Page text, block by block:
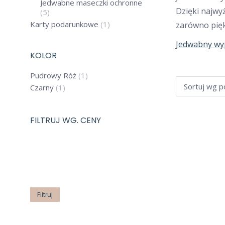
Dzięki
zarówno
Jedwabny
Jedwabne maseczki ochronne
(5)
Karty podarunkowe (1)
KOLOR
Pudrowy Róż (1)
Czarny (1)
FILTRUJ WG. CENY
Filtruj